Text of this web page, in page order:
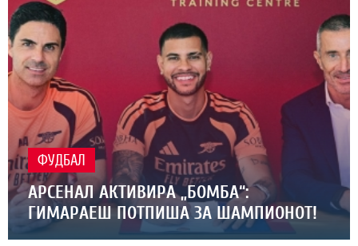
ФУДБАЛ
АРСЕНАЛ АКТИВИРА „БОМБА“:
ГИМАРАЕШ ПОТПИША ЗА ШАМПИОНОТ!